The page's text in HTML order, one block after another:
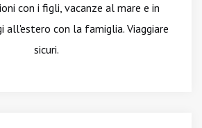
con i figli, vacanze al mare e in
all'estero con la famiglia. Viaggiare
sicuri.